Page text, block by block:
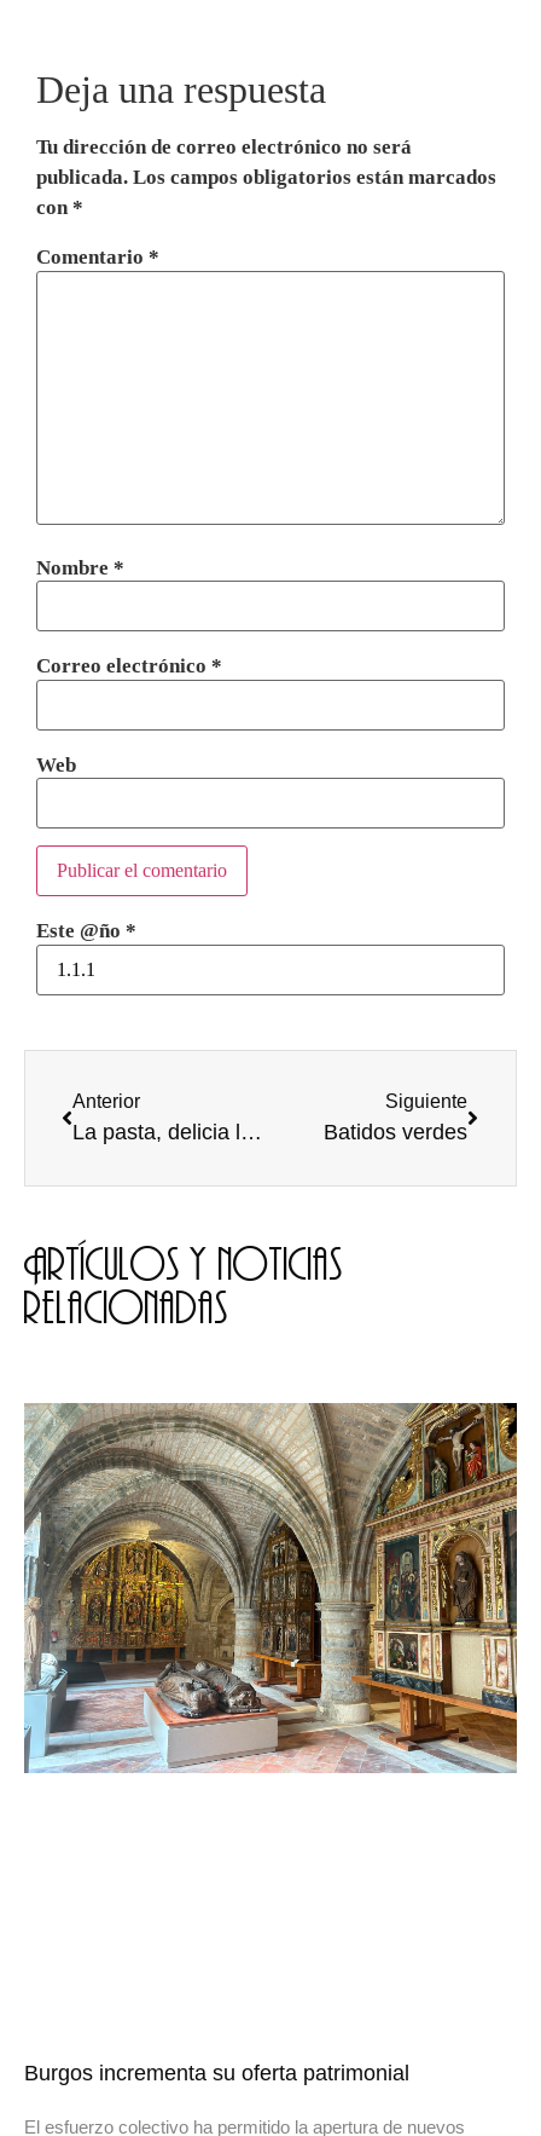
Deja una respuesta
Tu dirección de correo electrónico no será
publicada. Los campos obligatorios están marcados
con*
Comentario *
Nombre *
Correo electrónico *
Web
Este @ño *
Anterior
La pasta, delicia latina
Siguiente
Batidos verdes
Artículos y noticias
relacionadas
Burgos incrementa su oferta patrimonial
El esfuerzo colectivo ha permitido la apertura de nuevos